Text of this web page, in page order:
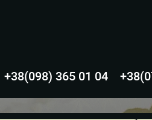
+38(098) 365 01 04